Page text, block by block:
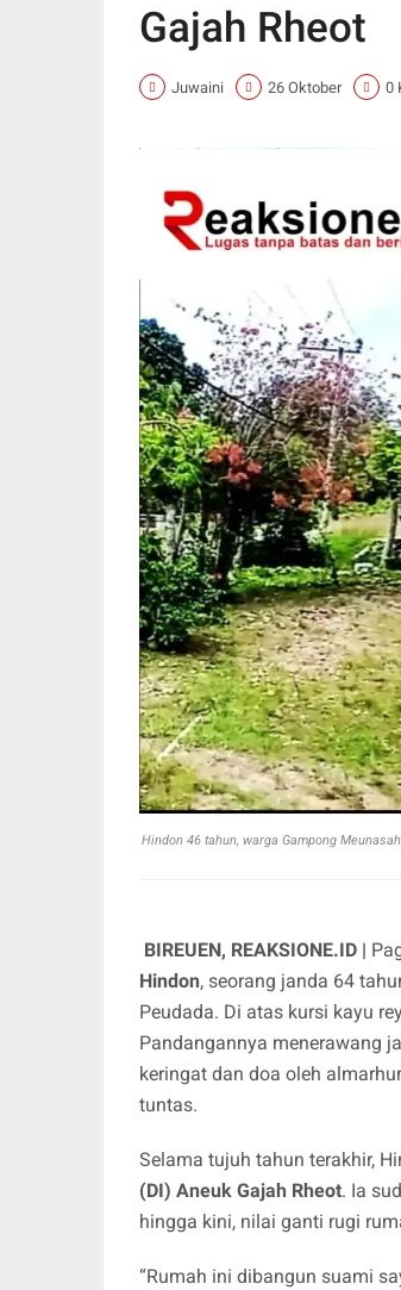
Gajah Rheot
Juwaini 26 Oktober 0
Hindon 46 tahun, warga Gampong
BIREUEN, REAKSIONE.ID |
Hindon, seorang janda 64
Peudada. Di atas kursi kayu
Pandangannya menerawang
keringat dan doa oleh
tuntas.
Selama tujuh tahun terakhir,
(DI) Aneuk Gajah Rheot. Ia
hingga kini, nilai ganti rugi
“Rumah ini dibangun suami